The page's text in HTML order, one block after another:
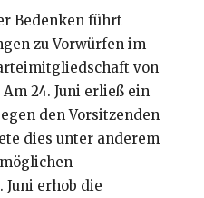
Bedenken führt
zu Vorwürfen im
von
24. Juni erließ ein
den Vorsitzenden
dies unter anderem
Juni erhob die